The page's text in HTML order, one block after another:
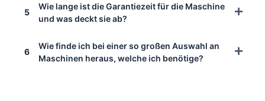
5
Wie lange ist die Garantiezeit für die Maschine
und was deckt sie ab?
6
Wie finde ich bei einer so großen Auswahl an
Maschinen heraus, welche ich benötige?